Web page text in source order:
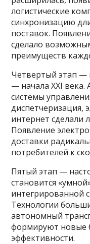
логистические
синхронизацию
поставок.
сделало
преимуществ
Четвертый этап —
— начала XXI века.
системы
диспетчеризация,
интернет сделали
Появление
доставки
потребителей к
Пятый этап —
становится
интегрированной
Технологии
автономный
формируют новые
эффективности.